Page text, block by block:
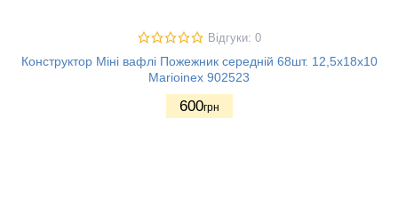
Відгуки: 0
Конструктор Міні вафлі Пожежник середній 68шт. 12,5х18х10
Marioinex 902523
600грн